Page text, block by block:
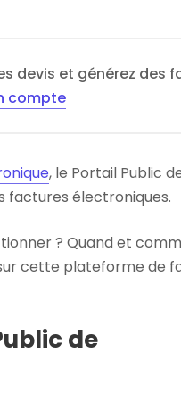
devis et générez des
compte
, le Portail Public
factures électroniques.
? Quand et
cette plateforme de
de